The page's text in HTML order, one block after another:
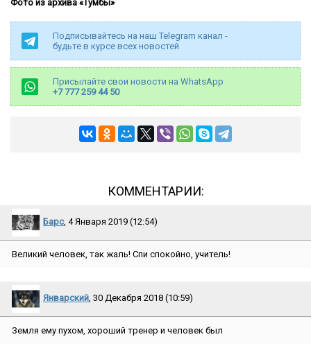
Фото из архива «Тумбы»
Подписывайтесь на наш Telegram канал -
будьте в курсе всех новостей
Присылайте свои новости на WhatsApp
+7 777 259 44 50
КОММЕНТАРИИ:
Барс, 4 Января 2019 (12:54)
Великий человек, так жаль! Спи спокойно, учитель!
Январский, 30 Декабря 2018 (10:59)
Земля ему пухом, хороший тренер и человек был